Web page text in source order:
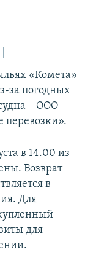
«Комета»
за погодных
– ООО
перевозки».
в 14.00 из
Возврат
в
Для
для